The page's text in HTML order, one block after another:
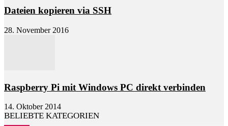
Dateien kopieren via SSH
28. November 2016
Raspberry Pi mit Windows PC direkt verbinden
14. Oktober 2014
BELIEBTE KATEGORIEN